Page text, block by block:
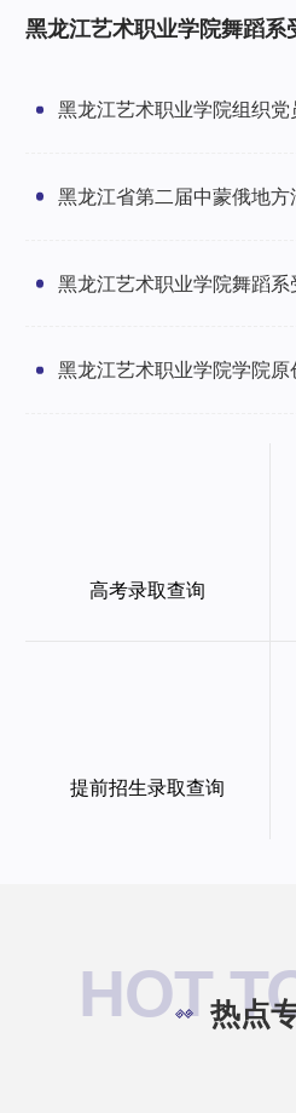
黑龙江艺术职业学院舞蹈系
黑龙江艺术职业学院组织
党成立105周年大会
黑龙江省第二届中蒙俄地
幕
黑龙江艺术职业学院舞蹈系
活动彰显龙江艺韵
黑龙江艺术职业学院学院
高考录取查询
提前招生录取查询
HOT热点